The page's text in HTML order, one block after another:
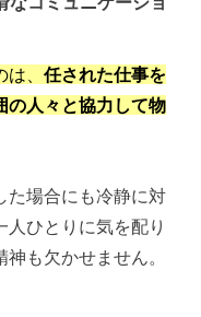
は、任された仕事を
の人々と協力して物
た場合にも冷静に対
ひとりに気を配り
も欠かせません。